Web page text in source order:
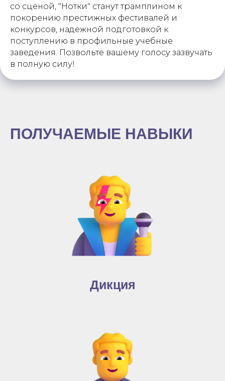
со сценой, "Нотки" станут трамплином к
покорению престижных фестивалей и
конкурсов, надежной подготовкой к
поступлению в профильные учебные
заведения. Позвольте вашему голосу зазвучать
в полную силу!
ПОЛУЧАЕМЫЕ НАВЫКИ
Дикция